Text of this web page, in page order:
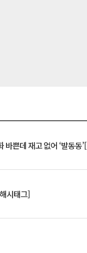
쁜데 재고 없어 ‘발동동
시태그]